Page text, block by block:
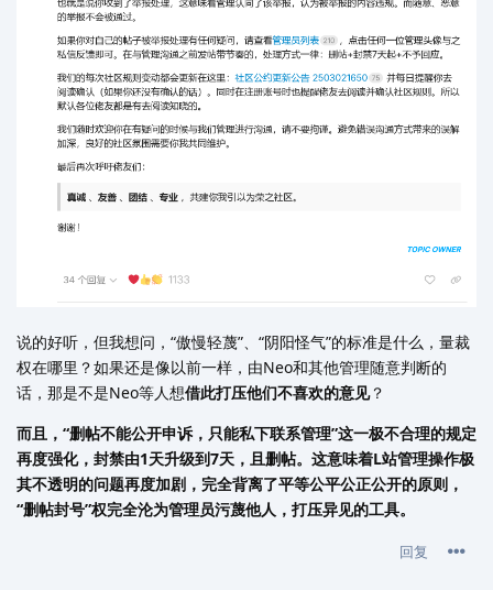
说的好听，但我想问，“傲慢轻蔑”、“阴阳怪气”的标准是什么，量裁
权在哪里？如果还是像以前一样，由Neo和其他管理随意判断的
话，那是不是Neo等人想借此打压他们不喜欢的意见？
而且，“删帖不能公开申诉，只能私下联系管理”这一极不合理的规定
再度强化，封禁由1天升级到7天，且删帖。这意味着L站管理操作极
其不透明的问题再度加剧，完全背离了平等公平公正公开的原则，
“删帖封号”权完全沦为管理员污蔑他人，打压异见的工具。
回复